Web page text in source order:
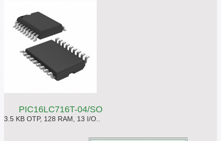
PIC16LC716T-04/SO
3.5 KB OTP, 128 RAM, 13 I/O..